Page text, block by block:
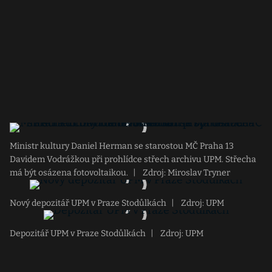
Ministr kultury Daniel Herman se starostou MČ Praha 13
Davidem Vodrážkou při prohlídce střech archivu UPM. Střecha
má být osázena fotovoltaikou.
Zdroj: Miroslav Tryner
Nový depozitář UPM v Praze Stodůlkách Zdroj: UPM
Depozitář UPM v Praze Stodůlkách Zdroj: UPM